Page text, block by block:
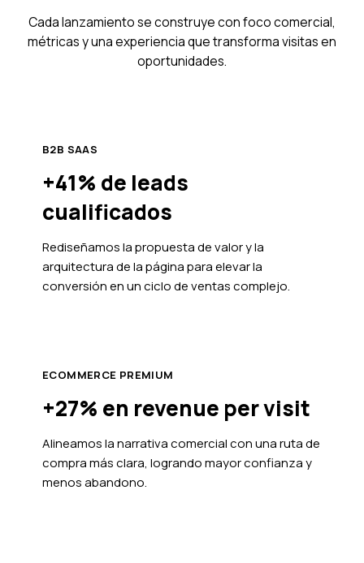
Cada lanzamiento se construye con foco comercial,
métricas y una experiencia que transforma visitas en
oportunidades.
B2B SAAS
+41% de leads
cualificados
Rediseñamos la propuesta de valor y la
arquitectura de la página para elevar la
conversión en un ciclo de ventas complejo.
ECOMMERCE PREMIUM
+27% en revenue per visit
Alineamos la narrativa comercial con una ruta de
compra más clara, logrando mayor confianza y
menos abandono.